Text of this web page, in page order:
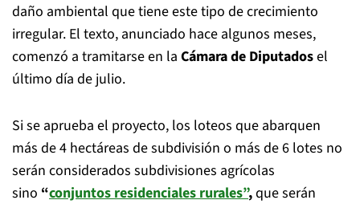
daño ambiental que tiene este tipo de crecimiento
irregular. El texto, anunciado hace algunos meses,
comenzó a tramitarse en la Cámara de Diputadosel
último día de julio.
Si se aprueba el proyecto, los loteos que abarquen
más de 4 hectáreas de subdivisión o más de 6 lotes no
serán considerados subdivisiones agrícolas
sino “conjuntos residenciales rurales”,que serán